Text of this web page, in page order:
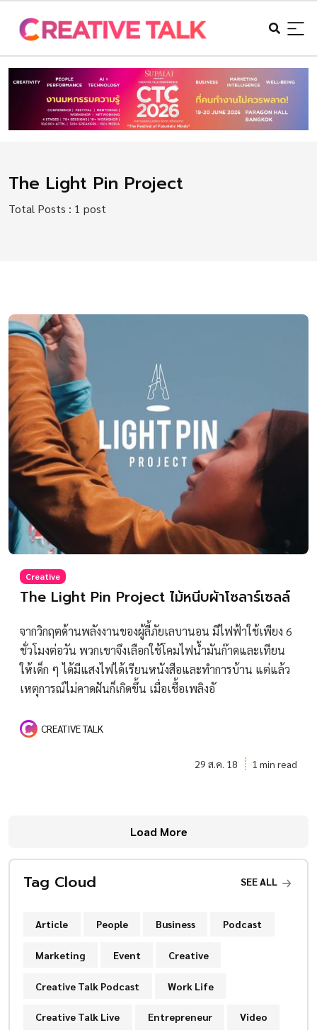
The Light Pin Project
Total Posts : 1 post
Creative
The Light Pin Project ไม้หนีบผ้าโซลาร์เซลล์
จากวิกฤตด้านพลังงานของผู้ลี้ภัยเลบานอน มีไฟฟ้าใช้เพียง 6
ชั่วโมงต่อวัน พวกเขาจึงเลือกใช้โคมไฟน้ำมันก๊าดและเทียน
ให้เด็ก ๆ ได้มีแสงไฟได้เรียนหนังสือและทำการบ้าน แต่แล้ว
เหตุการณ์ไม่คาดฝันก็เกิดขึ้น เมื่อเชื้อเพลิงอั
CREATIVE TALK
29 ส.ค. 18 1 min read
Load More
Tag Cloud SEE ALL
Article People Business Podcast
Marketing Event Creative
Creative Talk Podcast Work Life
Creative Talk Live Entrepreneur Video